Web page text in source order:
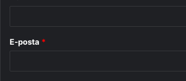
E-posta *